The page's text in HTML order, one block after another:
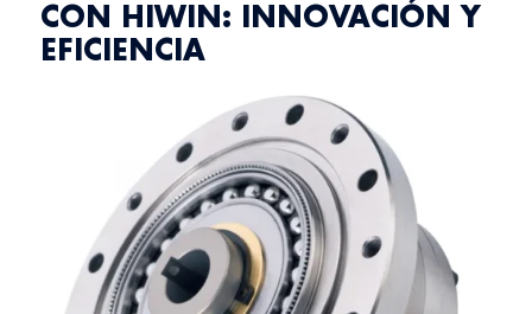
CON HIWIN: INNOVACIÓN Y
EFICIENCIA